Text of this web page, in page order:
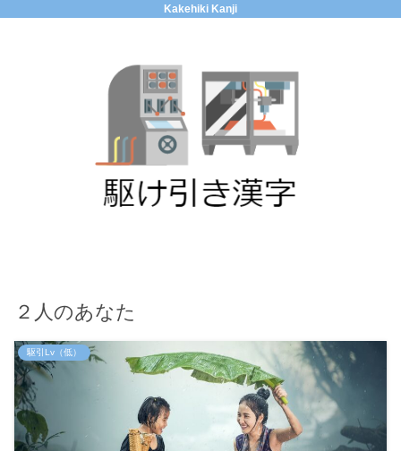
Kakehiki Kanji
２人のあなた
駆引Lv（低）